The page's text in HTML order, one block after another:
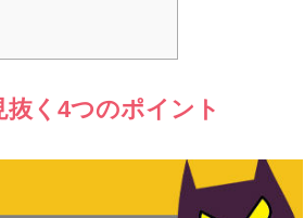
く4つのポイント